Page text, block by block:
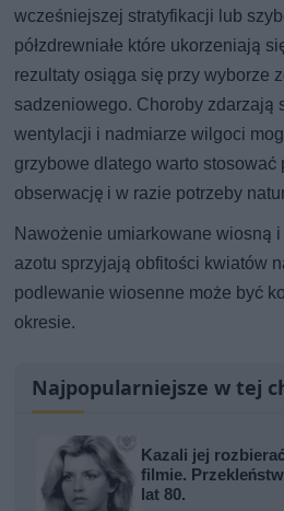
wcześniejszej stratyfikacji lub
półzdrewniałe które ukorzeniają
rezultaty osiąga się przy wyborze
sadzeniowego. Choroby zdarzają
wentylacji i nadmiarze wilgoci
grzybowe dlatego warto stosować
obserwację i w razie potrzeby
Nawożenie umiarkowane wiosną
azotu sprzyjają obfitości kwiatów
podlewanie wiosenne może być
okresie.
Najpopularniejsze w tej
Kazali jej
filmie.
lat 80.